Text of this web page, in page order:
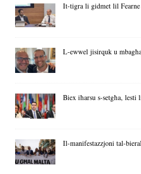
It-tigra li gidmet lil Fearne
L-ewwel jisirquk u
Biex iħarsu s-setgħa,
Il-manifestazzjoni tal-